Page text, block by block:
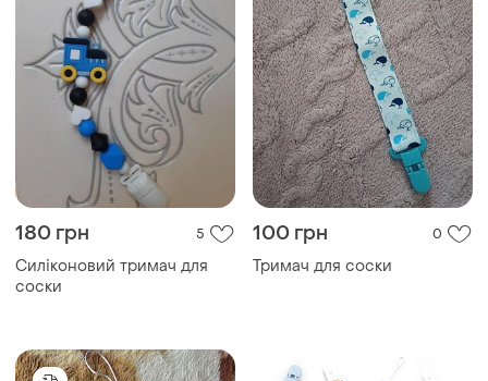
180 грн 5
Силіконовий тримач для
соски
100 грн 0
Тримач для соски